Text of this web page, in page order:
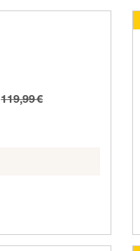
119,99 €